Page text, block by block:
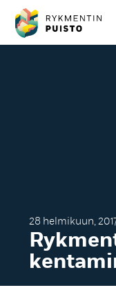
28 helmikuun,